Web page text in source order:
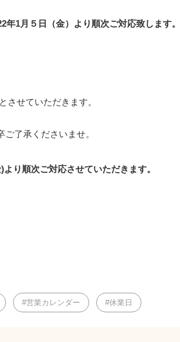
年1月５日（金）より順次ご対応致します。
とさせていただきます。
了承くださいませ。
より順次ご対応させていただきます。
営業カレンダー 休業日